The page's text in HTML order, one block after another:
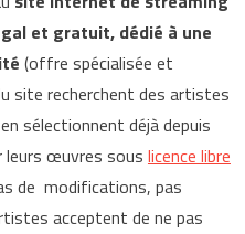
et gratuit, dédié à une
(offre spécialisée et
site recherchent des artistes
sélectionnent déjà depuis
leurs œuvres sous licence libre
de modifications, pas
acceptent de ne pas